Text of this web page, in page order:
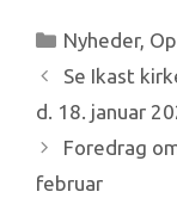
Kategorier
Nyheder,
Se Ikast
d. 18. januar
Foredrag
februar